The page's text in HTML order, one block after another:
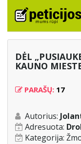
DĖL
KAUNO
PARAŠŲ: 17
Autorius:
Adresuota:
Kategorija: